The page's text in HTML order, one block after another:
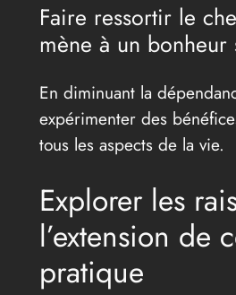
Faire ressortir le
mène à un bonheur
En diminuant la
expérimenter des
tous les aspects de la vie.
Explorer les
l’extension de
pratique